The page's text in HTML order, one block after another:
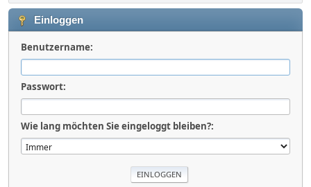
Einloggen
Benutzername:
Passwort:
Wie lang möchten Sie eingeloggt bleiben?: